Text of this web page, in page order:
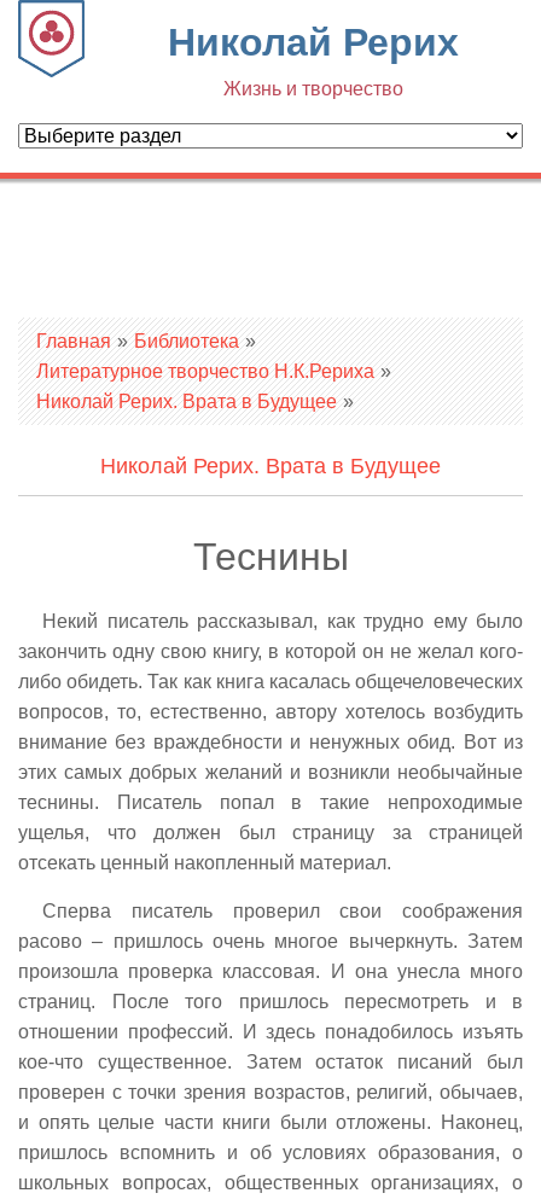
Николай Рерих
Жизнь и творчество
Вы здесь
Главная » Библиотека »
Литературное творчество Н.К.Рериха »
Николай Рерих. Врата в Будущее »
Николай Рерих. Врата в Будущее
Теснины
Некий писатель рассказывал, как трудно ему было
закончить одну свою книгу, в которой он не желал кого-
либо обидеть. Так как книга касалась общечеловеческих
вопросов, то, естественно, автору хотелось возбудить
внимание без враждебности и ненужных обид. Вот из
этих самых добрых желаний и возникли необычайные
теснины. Писатель попал в такие непроходимые
ущелья, что должен был страницу за страницей
отсекать ценный накопленный материал.
Сперва писатель проверил свои соображения
расово – пришлось очень многое вычеркнуть. Затем
произошла проверка классовая. И она унесла много
страниц. После того пришлось пересмотреть и в
отношении профессий. И здесь понадобилось изъять
кое-что существенное. Затем остаток писаний был
проверен с точки зрения возрастов, религий, обычаев,
и опять целые части книги были отложены. Наконец,
пришлось вспомнить и об условиях образования, о
школьных вопросах, общественных организациях, о